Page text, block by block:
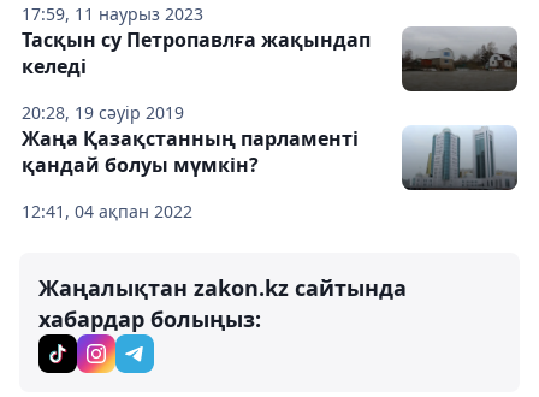
17:59, 11 наурыз 2023
20:28, 19 сәуір 2019
Тасқын су Петропавлға жақындап
келеді
12:41, 04 ақпан 2022
Жаңа Қазақстанның парламенті
қандай болуы мүмкін?
Жаңалықтан zakon.kz сайтында
хабардар болыңыз: